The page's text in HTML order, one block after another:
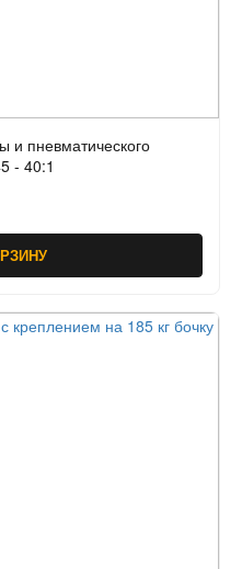
и пневматического
- 40:1